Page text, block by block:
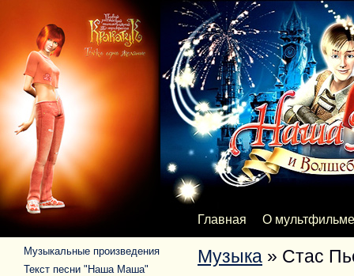
Главная О мультфильме
Музыка » Стас
Музыкальные произведения
Текст песни "Наша Маша"